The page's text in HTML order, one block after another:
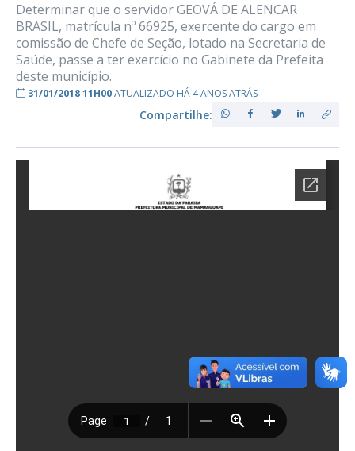
Determinar que o servidor GEOVÁ DE ALENCAR
BRASIL, matrícula nº 66925, exercente do cargo em
comissão de Chefe de Seção, lotado na Secretaria de
Saúde, passe a ter exercício no Gabinete da Prefeita
deste município.
31/01/2018 11H00ATUALIZADO HÁ 4 ANOS ATRÁS
Compartilhe: